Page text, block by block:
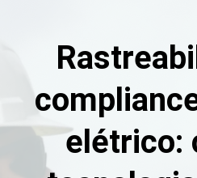
elétrico: